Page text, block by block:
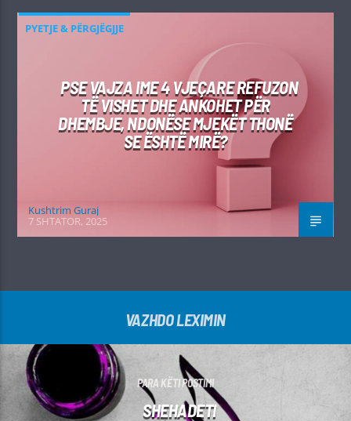
PYETJE & PËRGJËGJJE
PSE VAJZA IME 4 VJEÇARE REFUZON
TË VISHET DHE ANKOHET PËR
DHEMBJE, NDONËSE MJEKËT THONË
SE ËSHTË MIRË?
Kushtrim Guraj
7 SHTATOR, 2025
VAZHDO LEXIMIN
PARA KËTI POSTIMI
SHEHADETI